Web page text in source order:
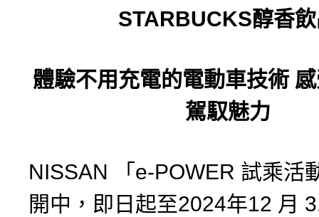
STARBUCKS醇香
體驗不用充電的電動車技術
駕馭魅力
NISSAN 「e-POWER 試乘活
開中，即日起至2024年12 月